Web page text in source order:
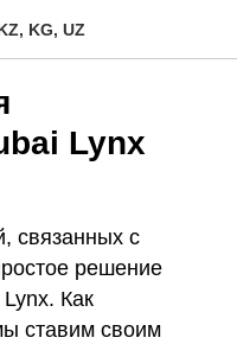
KG, UZ
Lynx
связанных с
решение
Как
ставим своим